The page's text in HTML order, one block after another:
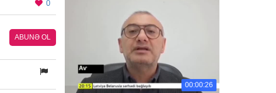
0
ABUNƏ OL
00:00:26